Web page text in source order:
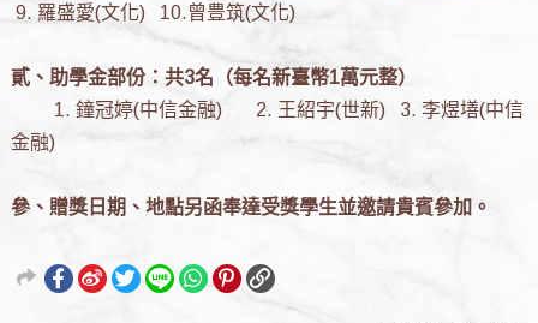
9. 羅盛愛(文化) 10.曾豊筑(文化)
貳、助學金部份：共3名（每名新臺幣1萬元整）
1. 鐘冠婷(中信金融) 2. 王紹宇(世新) 3. 李煜墡(中信
金融)
參、贈獎日期、地點另函奉達受獎學生並邀請貴賓參加。